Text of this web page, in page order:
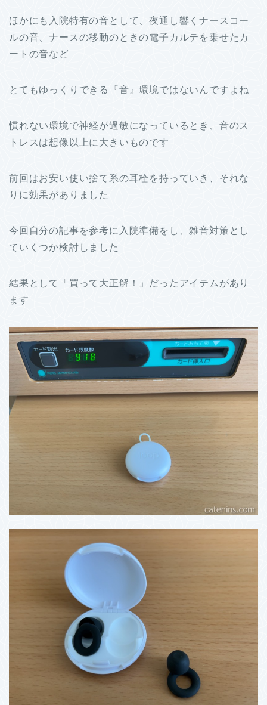
ほかにも入院特有の音として、夜通し響くナースコー
ルの音、ナースの移動のときの電子カルテを乗せたカ
ートの音など
とてもゆっくりできる『音』環境ではないんですよね
慣れない環境で神経が過敏になっているとき、音のス
トレスは想像以上に大きいものです
前回はお安い使い捨て系の耳栓を持っていき、それな
りに効果がありました
今回自分の記事を参考に入院準備をし、雑音対策とし
ていくつか検討しました
結果として「買って大正解！」だったアイテムがあり
ます